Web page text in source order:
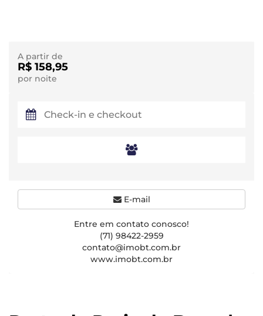
A partir de
R$ 158,95
por noite
E-mail
Entre em contato conosco!
(71) 98422-2959
contato@imobt.com.br
www.imobt.com.br